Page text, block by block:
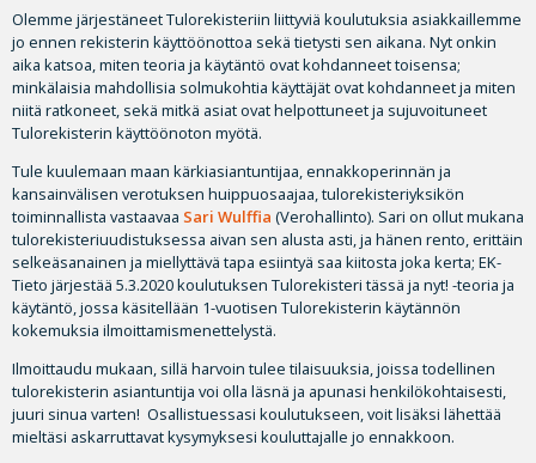
Olemme järjestäneet Tulorekisteriin liittyviä koulutuksia asiakkaillemme
jo ennen rekisterin käyttöönottoa sekä tietysti sen aikana. Nyt onkin
aika katsoa, miten teoria ja käytäntö ovat kohdanneet toisensa;
minkälaisia mahdollisia solmukohtia käyttäjät ovat kohdanneet ja miten
niitä ratkoneet, sekä mitkä asiat ovat helpottuneet ja sujuvoituneet
Tulorekisterin käyttöönoton myötä.
Tule kuulemaan maan kärkiasiantuntijaa, ennakkoperinnän ja
kansainvälisen verotuksen huippuosaajaa, tulorekisteriyksikön
toiminnallista vastaavaa Sari Wulffia (Verohallinto). Sari on ollut mukana
tulorekisteriuudistuksessa aivan sen alusta asti, ja hänen rento, erittäin
selkeäsanainen ja miellyttävä tapa esiintyä saa kiitosta joka kerta; EK-
Tieto järjestää 5.3.2020 koulutuksen Tulorekisteri tässä ja nyt! -teoria ja
käytäntö, jossa käsitellään 1-vuotisen Tulorekisterin käytännön
kokemuksia ilmoittamismenettelystä.
Ilmoittaudu mukaan, sillä harvoin tulee tilaisuuksia, joissa todellinen
tulorekisterin asiantuntija voi olla läsnä ja apunasi henkilökohtaisesti,
juuri sinua varten! Osallistuessasi koulutukseen, voit lisäksi lähettää
mieltäsi askarruttavat kysymyksesi kouluttajalle jo ennakkoon.